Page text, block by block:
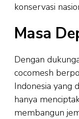
konservasi
Masa
Dengan
cocomesh
Indonesia yang
hanya
membangun